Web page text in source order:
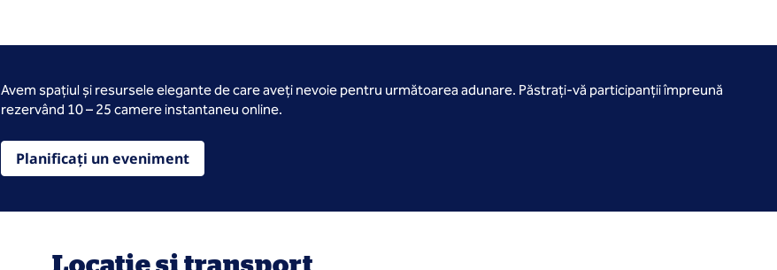
Avem spațiul și resursele elegante de care aveți nevoie pentru următoarea adunare. Păstrați-vă participanții împreună
rezervând 10 – 25 camere instantaneu online.
Planificați un eveniment
Locație și transport